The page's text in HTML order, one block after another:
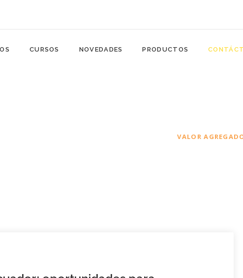
CURSOS NOVEDADES PRODUCTOS
VALOR